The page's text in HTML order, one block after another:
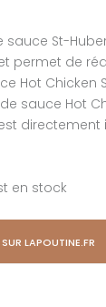
sauce St-
permet de
Hot Chicken
sauce Hot
en stock
LAPOUTINE.FR